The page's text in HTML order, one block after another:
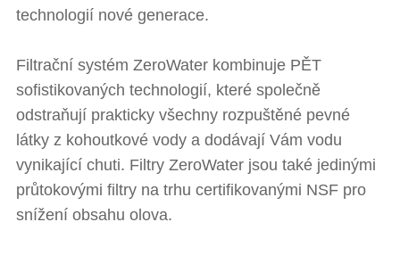
technologií nové generace.
Filtrační systém ZeroWater kombinuje PĚT
sofistikovaných technologií, které společně
odstraňují prakticky všechny rozpuštěné pevné
látky z kohoutkové vody a dodávají Vám vodu
vynikající chuti. Filtry ZeroWater jsou také jedinými
průtokovými filtry na trhu certifikovanými NSF pro
snížení obsahu olova.